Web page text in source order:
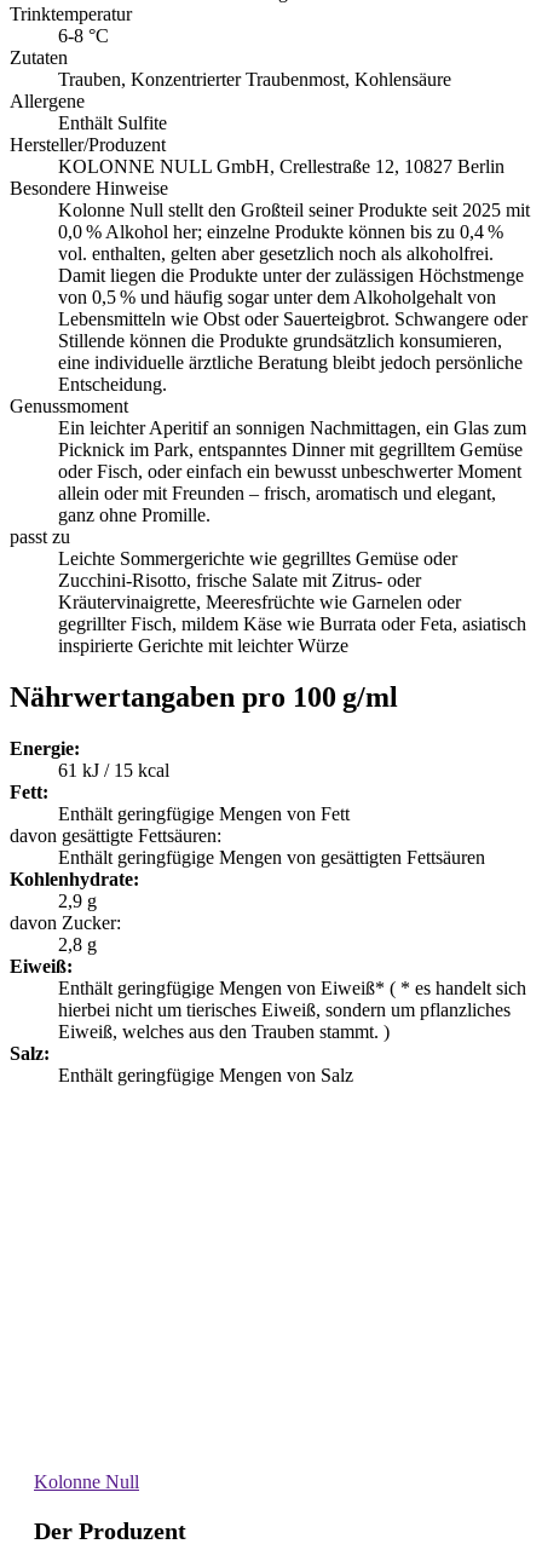
Trinktemperatur
6-8 °C
Zutaten
Trauben, Konzentrierter Traubenmost, Kohlensäure
Allergene
Enthält Sulfite
Hersteller/Produzent
KOLONNE NULL GmbH, Crellestraße 12, 10827 Berlin
Besondere Hinweise
Kolonne Null stellt den Großteil seiner Produkte seit 2025 mit
0,0 % Alkohol her; einzelne Produkte können bis zu 0,4 %
vol. enthalten, gelten aber gesetzlich noch als alkoholfrei.
Damit liegen die Produkte unter der zulässigen Höchstmenge
von 0,5 % und häufig sogar unter dem Alkoholgehalt von
Lebensmitteln wie Obst oder Sauerteigbrot. Schwangere oder
Stillende können die Produkte grundsätzlich konsumieren,
eine individuelle ärztliche Beratung bleibt jedoch persönliche
Entscheidung.
Genussmoment
Ein leichter Aperitif an sonnigen Nachmittagen, ein Glas zum
Picknick im Park, entspanntes Dinner mit gegrilltem Gemüse
oder Fisch, oder einfach ein bewusst unbeschwerter Moment
allein oder mit Freunden – frisch, aromatisch und elegant,
ganz ohne Promille.
passt zu
Leichte Sommergerichte wie gegrilltes Gemüse oder
Zucchini-Risotto, frische Salate mit Zitrus- oder
Kräutervinaigrette, Meeresfrüchte wie Garnelen oder
gegrillter Fisch, mildem Käse wie Burrata oder Feta, asiatisch
inspirierte Gerichte mit leichter Würze
Nährwertangaben pro 100 g/ml
Energie:
61 kJ / 15 kcal
Fett:
Enthält geringfügige Mengen von Fett
davon gesättigte Fettsäuren:
Enthält geringfügige Mengen von gesättigten Fettsäuren
Kohlenhydrate:
2,9 g
davon Zucker:
2,8 g
Eiweiß:
Enthält geringfügige Mengen von Eiweiß* ( * es handelt sich
hierbei nicht um tierisches Eiweiß, sondern um pflanzliches
Eiweiß, welches aus den Trauben stammt. )
Salz:
Enthält geringfügige Mengen von Salz
Kolonne Null
Der Produzent